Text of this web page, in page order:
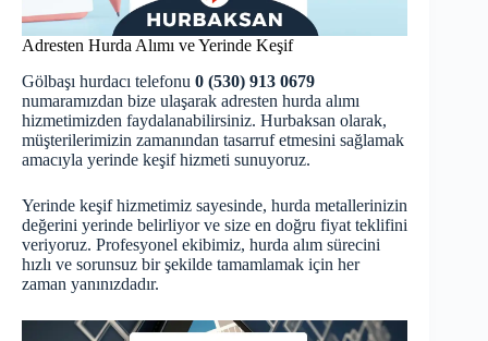
Adresten Hurda Alımı ve Yerinde Keşif
Gölbaşı hurdacı telefonu 0 (530) 913 0679
numaramızdan bize ulaşarak adresten hurda alımı
hizmetimizden faydalanabilirsiniz. Hurbaksan olarak,
müşterilerimizin zamanından tasarruf etmesini sağlamak
amacıyla yerinde keşif hizmeti sunuyoruz.
Yerinde keşif hizmetimiz sayesinde, hurda metallerinizin
değerini yerinde belirliyor ve size en doğru fiyat teklifini
veriyoruz. Profesyonel ekibimiz, hurda alım sürecini
hızlı ve sorunsuz bir şekilde tamamlamak için her
zaman yanınızdadır.